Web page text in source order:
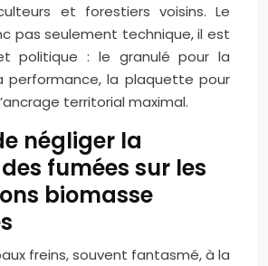
et forestiers voisins. Le
pas seulement technique, il est
politique : le granulé pour la
performance, la plaquette pour
territorial maximal.
négliger la
fumées sur les
biomasse
freins, souvent fantasmé, à la